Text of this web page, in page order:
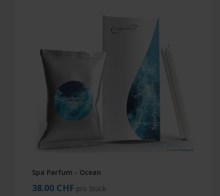
Spa Parfum - Ocean
38.00 CHF pro Stück